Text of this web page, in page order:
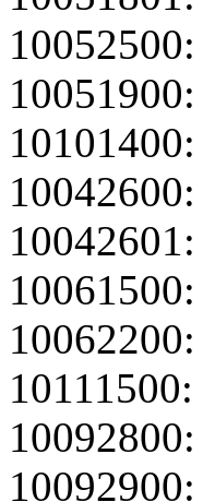
10052500:
10051900:
10101400:
10042600:
10042601:
10061500:
10062200:
10111500:
10092800:
10092900: